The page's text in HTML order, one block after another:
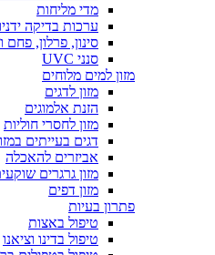
מדי מליחות
ערכות בדיקה
סינון, פרלון, פחם
סנני UVC
מזון למים מלוחים
מזון לדגים
הזנת אלמוגים
מזון לחסרי חוליות
דגים בעייתים
אביזרים להאכלה
מזון גרגרים
מזון דפים
פתרון בעיות
טיפול באצות
טיפול בדינו וציאנו